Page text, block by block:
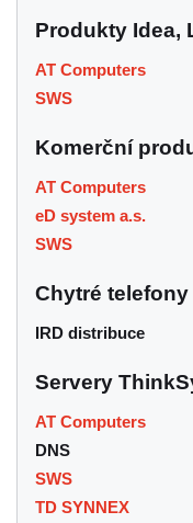
Produkty Idea,
AT Computers
SWS
Komerční
AT Computers
eD system a.s.
SWS
Chytré telefony
IRD distribuce
Servery
AT Computers
DNS
SWS
TD SYNNEX